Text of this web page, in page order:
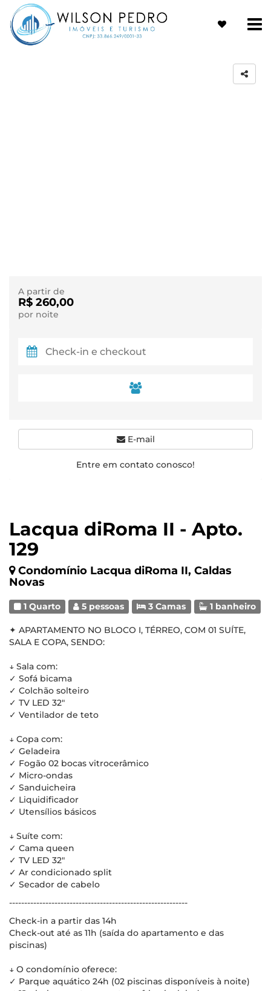
Lacqua diRoma II - Apto.
129
Condomínio Lacqua diRoma II, Caldas
Novas
1 Quarto 5 pessoas 3 Camas 1 banheiro
✦ APARTAMENTO NO BLOCO I, TÉRREO, COM 01 SUÍTE,
SALA E COPA, SENDO:
↓ Sala com:
✓ Sofá bicama
✓ Colchão solteiro
✓ TV LED 32"
✓ Ventilador de teto
↓ Copa com:
✓ Geladeira
✓ Fogão 02 bocas vitrocerâmico
✓ Micro-ondas
✓ Sanduicheira
✓ Liquidificador
✓ Utensílios básicos
↓ Suíte com:
✓ Cama queen
✓ TV LED 32"
✓ Ar condicionado split
✓ Secador de cabelo
-----------------------------------------------------------
Check-in a partir das 14h
Check-out até as 11h (saída do apartamento e das
piscinas)
↓ O condomínio oferece:
✓ Parque aquático 24h (02 piscinas disponíveis à noite)
A partir de
R$ 260,00
por noite
E-mail
Entre em contato conosco!